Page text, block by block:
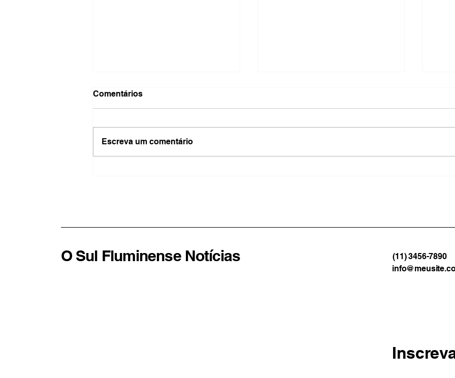
Comentários
Escreva um comentário
O Sul Fluminense Notícias (11) 3456-7890